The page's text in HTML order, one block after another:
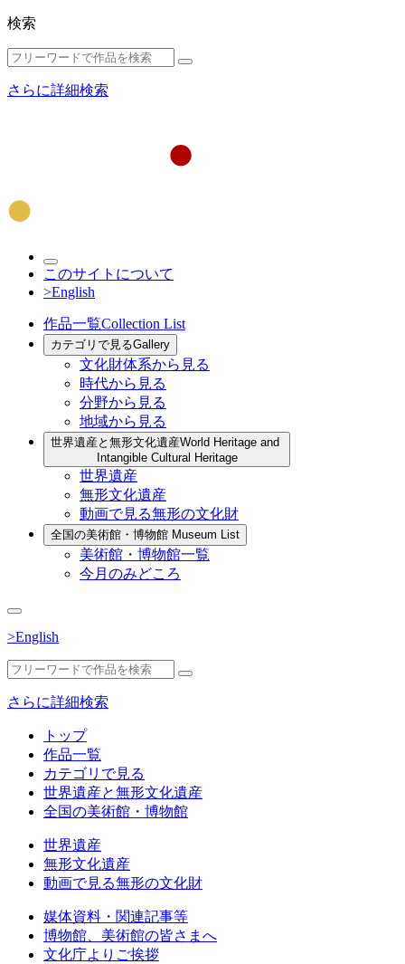
検索
さらに詳細検索
このサイトについて
>English
作品一覧Collection List
カテゴリで見るGallery
文化財体系から見る
時代から見る
分野から見る
地域から見る
世界遺産と無形文化遺産World Heritage and
Intangible Cultural Heritage
世界遺産
無形文化遺産
動画で見る無形の文化財
全国の美術館・博物館 Museum List
美術館・博物館一覧
今月のみどころ
>English
さらに詳細検索
トップ
作品一覧
カテゴリで見る
世界遺産と無形文化遺産
全国の美術館・博物館
世界遺産
無形文化遺産
動画で見る無形の文化財
媒体資料・関連記事等
博物館、美術館の皆さまへ
文化庁よりご挨拶